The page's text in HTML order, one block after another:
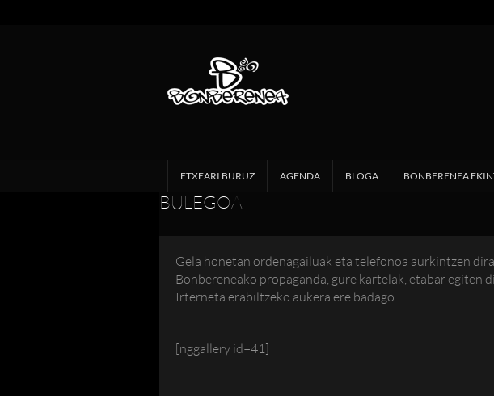
ETXEARI BURUZ AGENDA BLOGA BONBERENEA
BULEGOA
Gela honetan ordenagailuak eta telefonoa aurkintzen
Bonbereneako propaganda, gure kartelak, etabar egiten
Irterneta erabiltzeko aukera ere badago.
[nggallery id=41]